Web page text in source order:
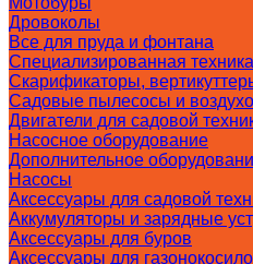
Дровоколы
Все для пруда и фонтана
Специализированная техника
Скарификаторы,
Садовые пылесосы и
Двигатели для садовой
Насосное оборудование
Дополнительное
Насосы
Аксессуары для садовой
Аккумуляторы и зарядные
Аксессуары для буров
Аксессуары для